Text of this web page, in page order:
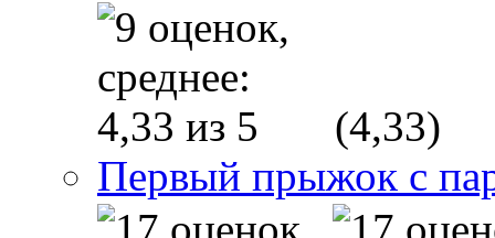
(4,33)
Первый прыжок с